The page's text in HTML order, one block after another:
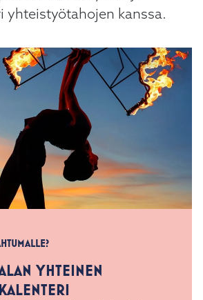
yhteistyötahojen kanssa.
YHTEINEN